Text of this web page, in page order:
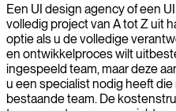
Een UI design agency of een
volledig project van A tot Z uit
optie als u de volledige
en ontwikkelproces wilt
ingespeeld team, maar deze
u een specialist nodig heeft
bestaande team. De